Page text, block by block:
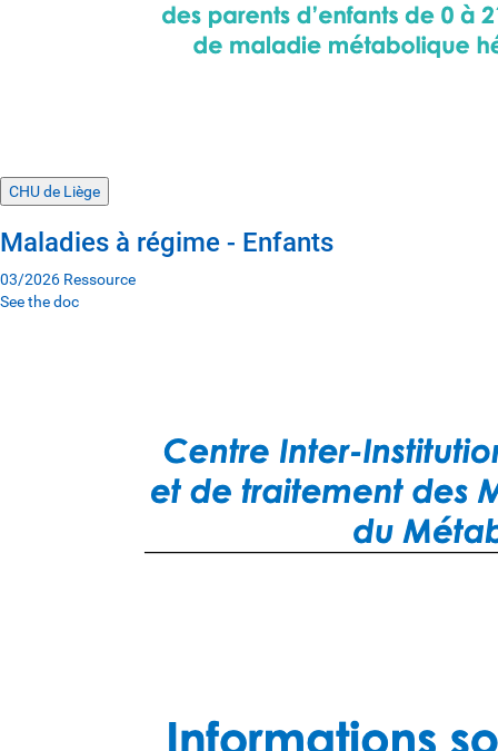
CHU de Liège
Maladies à régime - Enfants
03/2026 Ressource
See the doc